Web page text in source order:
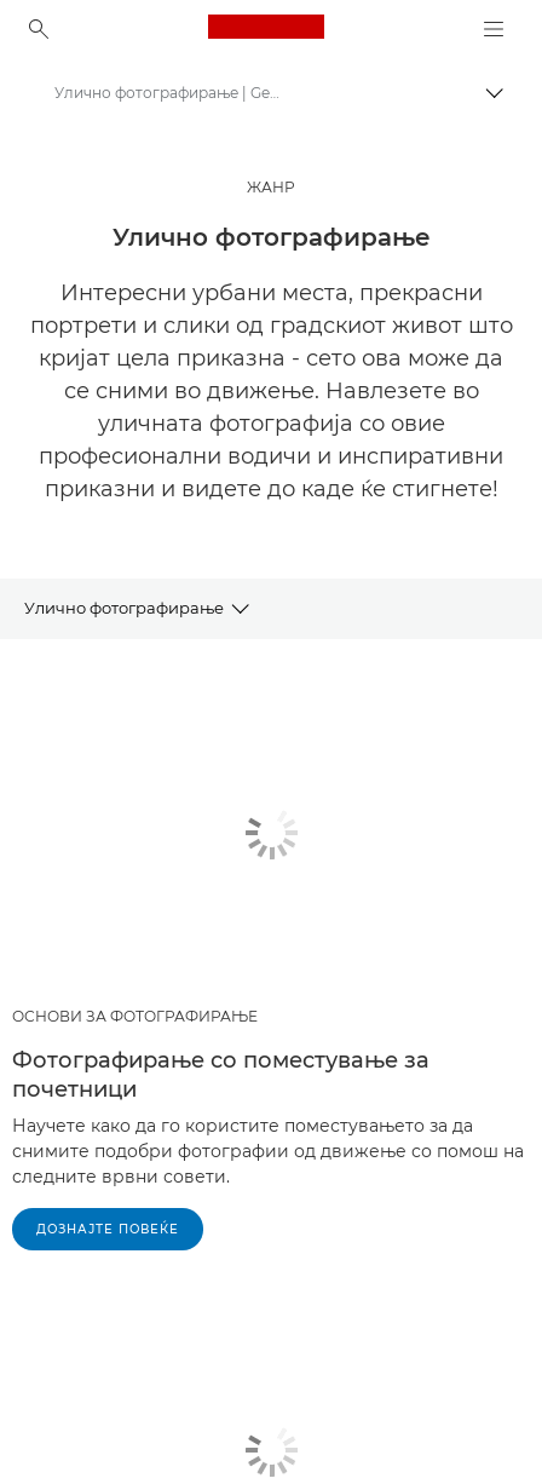
Canon Logo, back to
Get Inspired | Совети за фотографирање и печатење и водичи за купување
Приказни за фотографирање и креативност
Улично фотографирање | Get Inspired
ЖАНР
Улично фотографирање
Интересни урбани места, прекрасни
портрети и слики од градскиот живот што
кријат цела приказна - сето ова може да
се сними во движење. Навлезете во
уличната фотографија со овие
професионални водичи и инспиративни
приказни и видете до каде ќе стигнете!
Улично фотографирање
ОСНОВИ ЗА ФОТОГРАФИРАЊЕ
Фотографирање со поместување за
почетници
Научете како да го користите поместувањето за да
снимите подобри фотографии од движење со помош на
следните врвни совети.
ДОЗНАЈТЕ ПОВЕЌЕ